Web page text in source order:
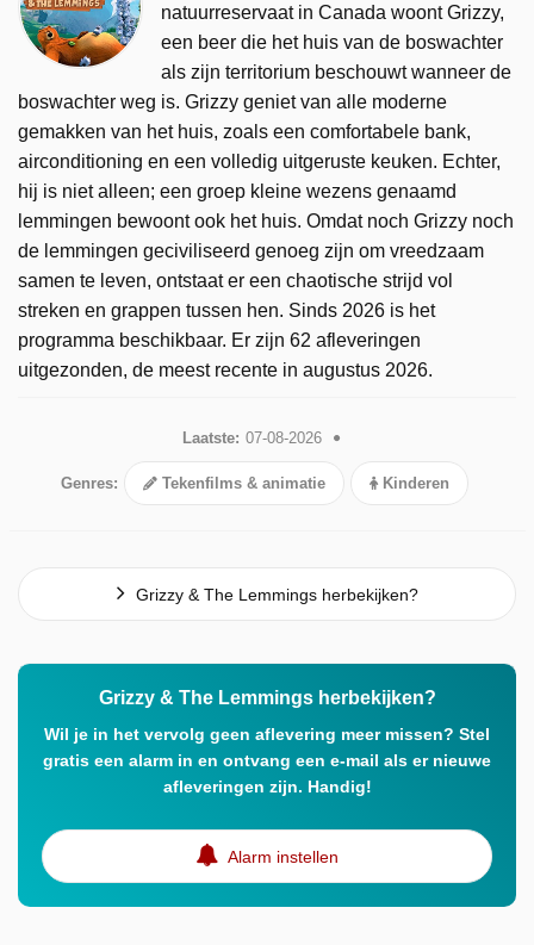
natuurreservaat in Canada woont Grizzy,
een beer die het huis van de boswachter
als zijn territorium beschouwt wanneer de
boswachter weg is. Grizzy geniet van alle moderne
gemakken van het huis, zoals een comfortabele bank,
airconditioning en een volledig uitgeruste keuken. Echter,
hij is niet alleen; een groep kleine wezens genaamd
lemmingen bewoont ook het huis. Omdat noch Grizzy noch
de lemmingen geciviliseerd genoeg zijn om vreedzaam
samen te leven, ontstaat er een chaotische strijd vol
streken en grappen tussen hen. Sinds 2026 is het
programma beschikbaar. Er zijn 62 afleveringen
uitgezonden, de meest recente in augustus 2026.
Laatste: 07-08-2026
Genres: Tekenfilms & animatie Kinderen
Grizzy & The Lemmings herbekijken?
Grizzy & The Lemmings herbekijken?
Wil je in het vervolg geen aflevering meer missen? Stel
gratis een alarm in en ontvang een e-mail als er nieuwe
afleveringen zijn. Handig!
Alarm instellen